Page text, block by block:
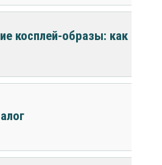
косплей-образы: как